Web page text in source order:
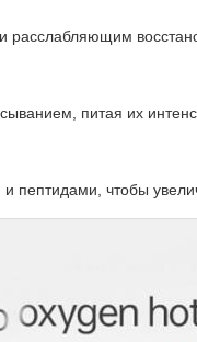
расслабляющим
питая их
пептидами, чтобы